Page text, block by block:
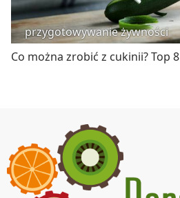
przygotowywanie żywności
Co można zrobić z cukinii? Top